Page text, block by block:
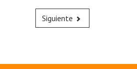
Siguiente